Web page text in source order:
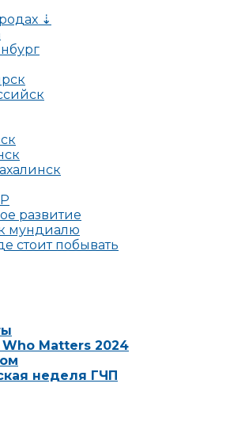
⇣
развитие
мундиалю
стоит побывать
Matters 2024
неделя ГЧП